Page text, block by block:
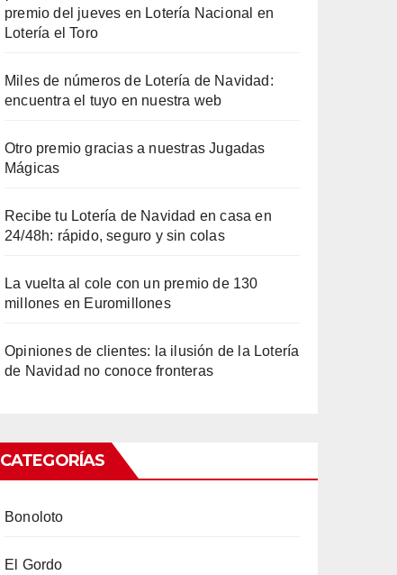
premio del jueves en Lotería Nacional en
Lotería el Toro
Miles de números de Lotería de Navidad:
encuentra el tuyo en nuestra web
Otro premio gracias a nuestras Jugadas
Mágicas
Recibe tu Lotería de Navidad en casa en
24/48h: rápido, seguro y sin colas
La vuelta al cole con un premio de 130
millones en Euromillones
Opiniones de clientes: la ilusión de la Lotería
de Navidad no conoce fronteras
CATEGORÍAS
Bonoloto
El Gordo